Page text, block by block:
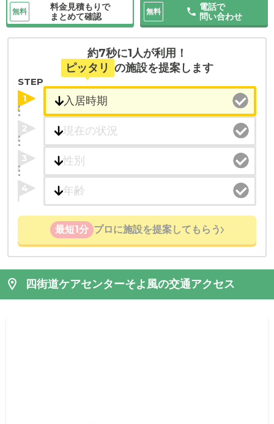
無料
料金見積もりで
まとめて確認
無料
電話で
問い合わせ
約7秒に1人が利用！
ピッタリ の施設を提案します
STEP
1
2
3
4
最短1分 プロに施設を提案してもらう
四街道ケアセンターそよ風の交通アクセス